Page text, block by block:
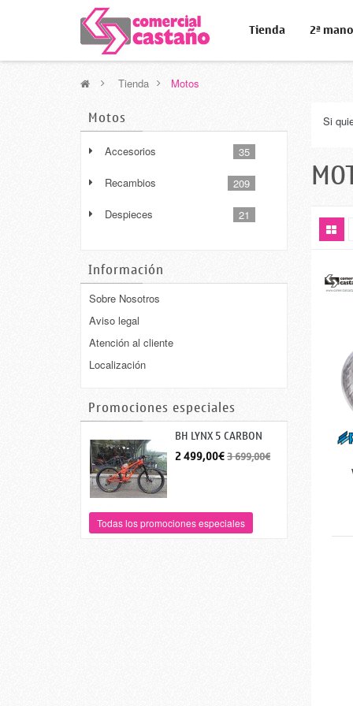
Tienda 2ª mano
> Tienda > Motos
Motos
Accesorios 35
Recambios 209
Despieces 21
Información
Sobre Nosotros
Aviso legal
Atención al cliente
Localización
Promociones especiales
BH LYNX 5 CARBON
6.0...
2 499,00€3 699,00€
Todas los promociones especiales
Si